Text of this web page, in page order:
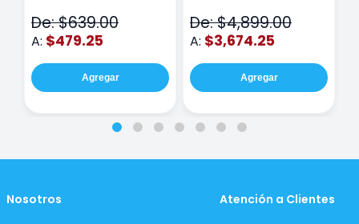
De: $639.00
A: $479.25
Agregar
De: $4,899.00
A: $3,674.25
Agregar
Nosotros Atención a Clientes